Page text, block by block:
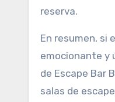
reserva.
En resumen, si
emocionante y
de Escape Bar
salas de